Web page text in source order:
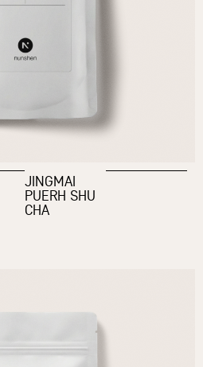
JINGMAI
PUERH SHU
CHA